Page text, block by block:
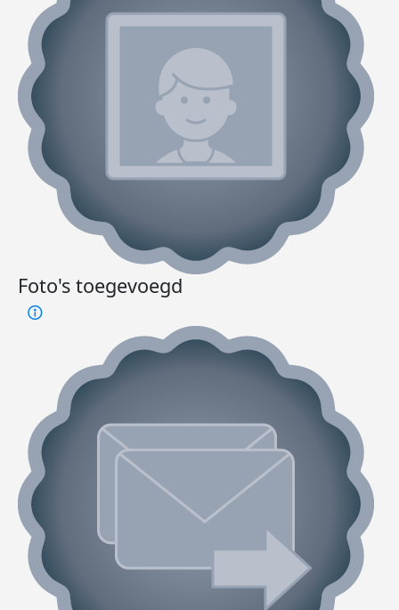
Foto's toegevoegd